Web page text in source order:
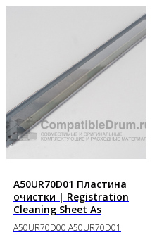
A50UR70D01 Пластина
очистки | Registration
Cleaning Sheet As
A50UR70D00 A50UR70D01